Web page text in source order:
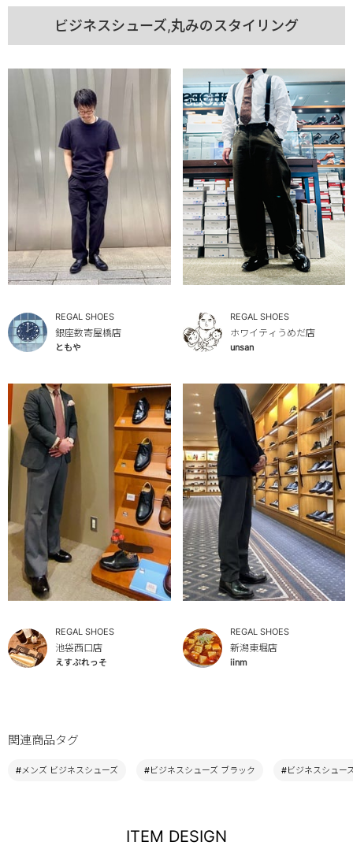
ビジネスシューズ,丸みのスタイリング
REGAL SHOES
銀座数寄屋橋店
ともや
REGAL SHOES
ホワイティうめだ店
unsan
REGAL SHOES
池袋西口店
えすぷれっそ
REGAL SHOES
新潟東堀店
iinm
関連商品タグ
#メンズ ビジネスシューズ #ビジネスシューズ ブラック #ビジネスシュー
ITEM DESIGN